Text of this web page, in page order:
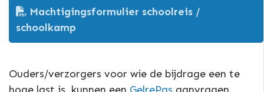
Machtigingsformulier schoolreis /
schoolkamp
Ouders/verzorgers voor wie de bijdrage een te